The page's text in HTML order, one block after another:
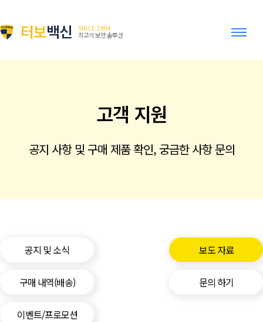
터보백신
SINCE 1994
최고의 보안 솔루션
고객 지원
공지 사항 및 구매 제품 확인, 궁금한 사항 문의
공지 및 소식 보도 자료
구매 내역(배송) 문의 하기
이벤트/프로모션